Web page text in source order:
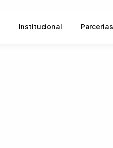
Institucional Parcerias